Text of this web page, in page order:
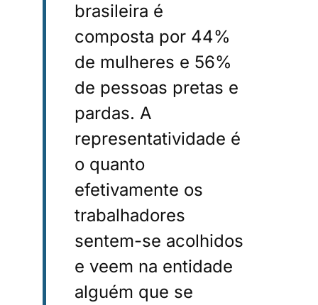
brasileira é
composta por 44%
de mulheres e 56%
de pessoas pretas e
pardas. A
representatividade é
o quanto
efetivamente os
trabalhadores
sentem-se acolhidos
e veem na entidade
alguém que se